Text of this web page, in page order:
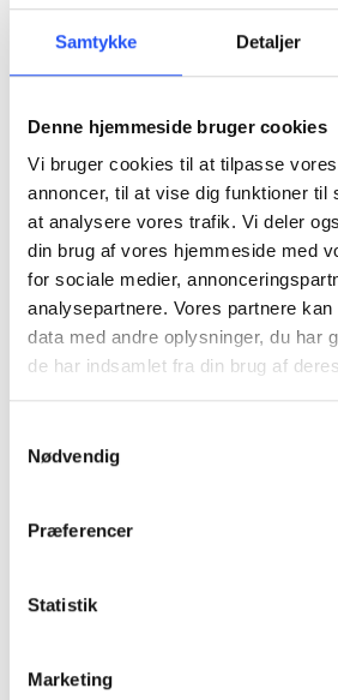
Samtykke Detaljer
Denne hjemmeside bruger cookies
Vi bruger cookies til at tilpasse
annoncer, til at vise dig funktioner til
at analysere vores trafik. Vi deler
din brug af vores hjemmeside med
for sociale medier,
analysepartnere. Vores partnere
data med andre oplysninger, du har
de har indsamlet fra din brug af
Nødvendig
Præferencer
Statistik
Marketing
Marketing (11)
tværs af websites. Hensigten er
der er relevante og
bruger, og dermed mere
og tredjeparts-annoncører.
Navn Udbyder Formål
_fbp
Meta
Platforms,
Inc.
levere
_gcl_au